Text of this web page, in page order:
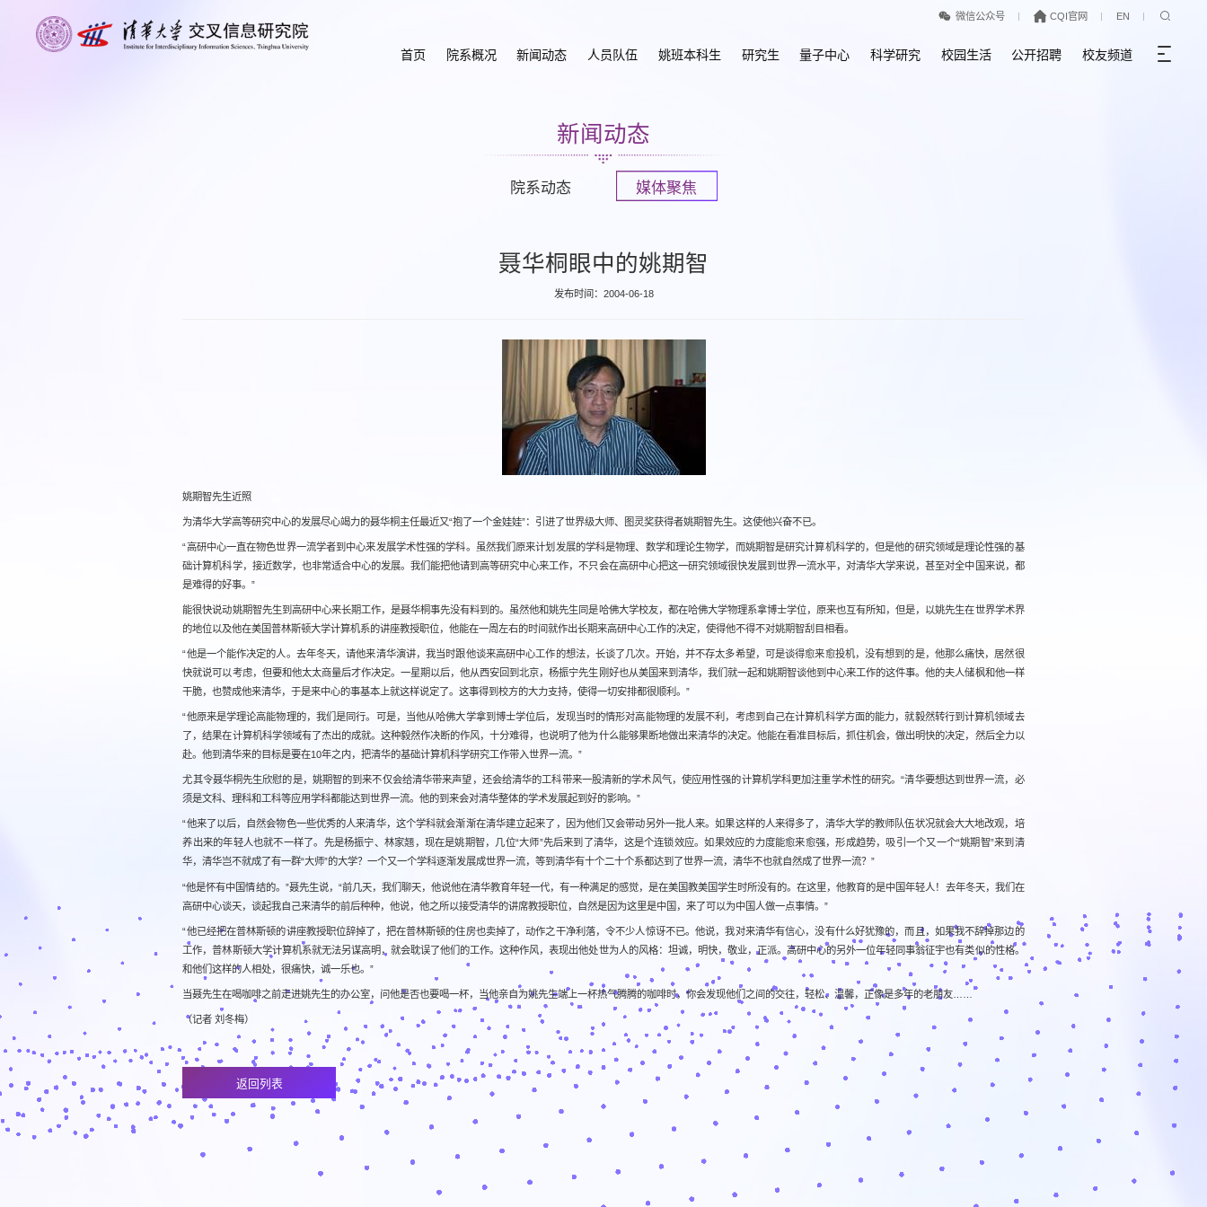
微信公众号 CQI官网 EN
首页 院系概况 新闻动态 人员队伍 姚班本科生 研究生 量子中心 科学研究 校园生活 公开招聘 校友频道
新闻动态
院系动态 媒体聚焦
聂华桐眼中的姚期智
发布时间：2004-06-18
姚期智先生近照
为清华大学高等研究中心的发展尽心竭力的聂华桐主任最近又“抱了一个金娃娃”：引进了世界级大师、图灵奖获得者姚期智先生。这使他兴奋不已。
“高研中心一直在物色世界一流学者到中心来发展学术性强的学科。虽然我们原来计划发展的学科是物理、数学和理论生物学，而姚期智是研究计算机科学的，但是他的研究领域是理论性强的基
础计算机科学，接近数学，也非常适合中心的发展。我们能把他请到高等研究中心来工作，不只会在高研中心把这一研究领域很快发展到世界一流水平，对清华大学来说，甚至对全中国来说，都
是难得的好事。”
能很快说动姚期智先生到高研中心来长期工作，是聂华桐事先没有料到的。虽然他和姚先生同是哈佛大学校友，都在哈佛大学物理系拿博士学位，原来也互有所知，但是，以姚先生在世界学术界
的地位以及他在美国普林斯顿大学计算机系的讲座教授职位，他能在一周左右的时间就作出长期来高研中心工作的决定，使得他不得不对姚期智刮目相看。
“他是一个能作决定的人。去年冬天，请他来清华演讲，我当时跟他谈来高研中心工作的想法，长谈了几次。开始，并不存太多希望，可是谈得愈来愈投机，没有想到的是，他那么痛快，居然很
快就说可以考虑，但要和他太太商量后才作决定。一星期以后，他从西安回到北京，杨振宁先生刚好也从美国来到清华，我们就一起和姚期智谈他到中心来工作的这件事。他的夫人储枫和他一样
干脆，也赞成他来清华，于是来中心的事基本上就这样说定了。这事得到校方的大力支持，使得一切安排都很顺利。”
“他原来是学理论高能物理的，我们是同行。可是，当他从哈佛大学拿到博士学位后，发现当时的情形对高能物理的发展不利，考虑到自己在计算机科学方面的能力，就毅然转行到计算机领域去
了，结果在计算机科学领域有了杰出的成就。这种毅然作决断的作风，十分难得，也说明了他为什么能够果断地做出来清华的决定。他能在看准目标后，抓住机会，做出明快的决定，然后全力以
赴。他到清华来的目标是要在10年之内，把清华的基础计算机科学研究工作带入世界一流。”
尤其令聂华桐先生欣慰的是，姚期智的到来不仅会给清华带来声望，还会给清华的工科带来一股清新的学术风气，使应用性强的计算机学科更加注重学术性的研究。“清华要想达到世界一流，必
须是文科、理科和工科等应用学科都能达到世界一流。他的到来会对清华整体的学术发展起到好的影响。”
“他来了以后，自然会物色一些优秀的人来清华，这个学科就会渐渐在清华建立起来了，因为他们又会带动另外一批人来。如果这样的人来得多了，清华大学的教师队伍状况就会大大地改观，培
养出来的年轻人也就不一样了。先是杨振宁、林家翘，现在是姚期智，几位“大师”先后来到了清华，这是个连锁效应。如果效应的力度能愈来愈强，形成趋势，吸引一个又一个“姚期智”来到清
华，清华岂不就成了有一群“大师”的大学？一个又一个学科逐渐发展成世界一流，等到清华有十个二十个系都达到了世界一流，清华不也就自然成了世界一流？”
“他是怀有中国情结的。”聂先生说，“前几天，我们聊天，他说他在清华教育年轻一代，有一种满足的感觉，是在美国教美国学生时所没有的。在这里，他教育的是中国年轻人！去年冬天，我们在
高研中心谈天，谈起我自己来清华的前后种种，他说，他之所以接受清华的讲席教授职位，自然是因为这里是中国，来了可以为中国人做一点事情。”
“他已经把在普林斯顿的讲座教授职位辞掉了，把在普林斯顿的住房也卖掉了，动作之干净利落，令不少人惊讶不已。他说，我对来清华有信心，没有什么好犹豫的，而且，如果我不辞掉那边的
工作，普林斯顿大学计算机系就无法另谋高明，就会耽误了他们的工作。这种作风，表现出他处世为人的风格：坦诚，明快，敬业，正派。高研中心的另外一位年轻同事翁征宇也有类似的性格。
和他们这样的人相处，很痛快，诚一乐也。”
当聂先生在喝咖啡之前走进姚先生的办公室，问他是否也要喝一杯，当他亲自为姚先生端上一杯热气腾腾的咖啡时，你会发现他们之间的交往，轻松、温馨，正像是多年的老朋友……
（记者 刘冬梅）
返回列表